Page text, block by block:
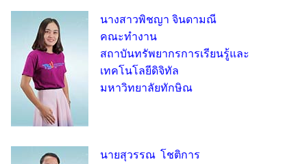
นางสาวพิชญา จินดามณี
คณะทำงาน
สถาบันทรัพยากรการเรียนรู้และ
เทคโนโลยีดิจิทัล
มหาวิทยาลัยทักษิณ
นายสุวรรณ โชติการ